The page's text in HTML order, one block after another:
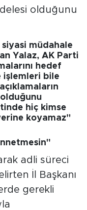
olduğunu
müdahale
Yalaz, AK Parti
hedef
işlemleri bile
hiç kimse
koyamaz"
adli süreci
İl Başkanı
gerekli